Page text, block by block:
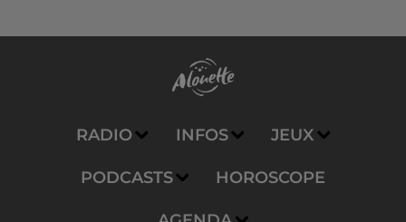
RADIO INFOS JEUX
PODCASTS HOROSCOPE